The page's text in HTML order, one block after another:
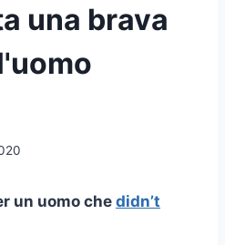
una brava
un uomo che didn’t